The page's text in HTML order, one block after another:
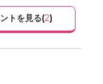
トを見る(2)